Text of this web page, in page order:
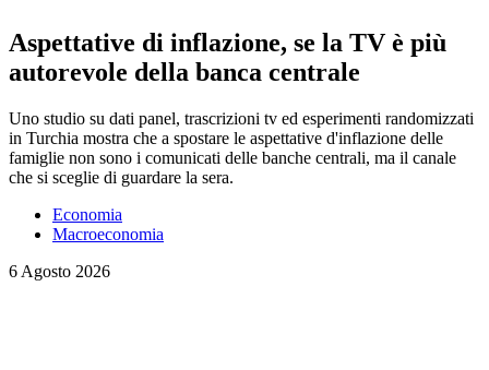
Aspettative di inflazione, se la TV è più
autorevole della banca centrale
Uno studio su dati panel, trascrizioni tv ed esperimenti randomizzati
in Turchia mostra che a spostare le aspettative d'inflazione delle
famiglie non sono i comunicati delle banche centrali, ma il canale
che si sceglie di guardare la sera.
Economia
Macroeconomia
6 Agosto 2026